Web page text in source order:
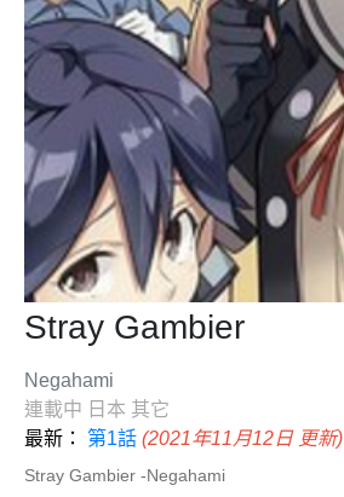
Stray Gambier
Negahami
連載中 日本 其它
最新： 第1話 (2021年11月12日 更新)
Stray Gambier -Negahami